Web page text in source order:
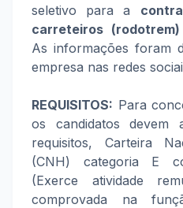
seletivo para a
carreteiros
As informações foram
empresa nas redes
REQUISITOS: Para
os candidatos devem
requisitos, Carteira
(CNH) categoria E
(Exerce atividade
comprovada na